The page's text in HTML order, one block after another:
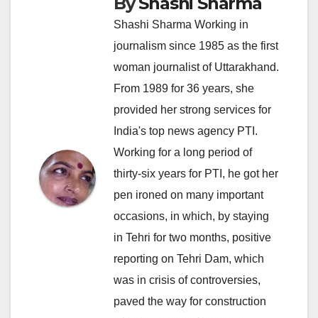
Shashi Sharma Working in
journalism since 1985 as the first
woman journalist of Uttarakhand.
From 1989 for 36 years, she
provided her strong services for
India's top news agency PTI.
Working for a long period of
thirty-six years for PTI, he got her
pen ironed on many important
occasions, in which, by staying
in Tehri for two months, positive
reporting on Tehri Dam, which
was in crisis of controversies,
paved the way for construction